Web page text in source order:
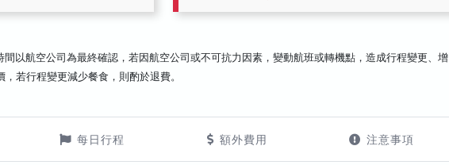
以航空公司為最終確認，若因航空公司或不可抗力因素，變動航班或轉機點，造成行程變更、增
若行程變更減少餐食，則酌於退費。
每日行程 額外費用 注意事項